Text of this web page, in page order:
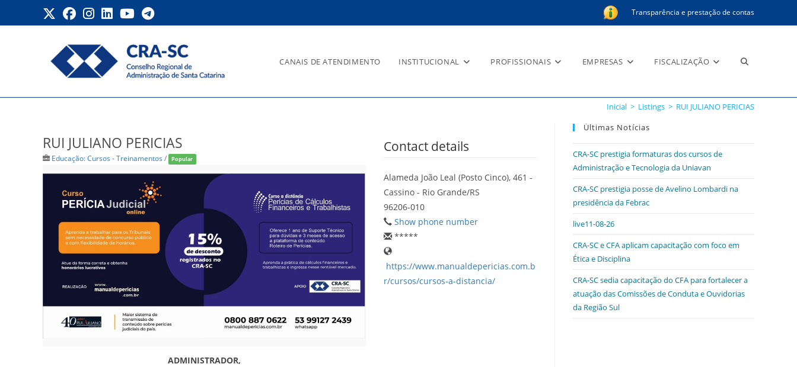
Transparência e prestação de contas
CANAIS DE ATENDIMENTO INSTITUCIONAL PROFISSIONAIS EMPRESAS FISCALIZAÇÃO Alternar
Inicial > Listings > RUI JULIANO PERICIAS
RUI JULIANO PERICIAS
Educação: Cursos - Treinamentos / Popular
ADMINISTRADOR,
Contact details
Alameda João Leal (Posto Cinco), 461 -
Cassino - Rio Grande/RS
96206-010
Show phone number
*****
https://www.manualdepericias.com.b
r/cursos/cursos-a-distancia/
Últimas Notícias
CRA-SC prestigia formaturas dos cursos de
Administração e Tecnologia da Uniavan
CRA-SC prestigia posse de Avelino Lombardi na
presidência da Febrac
live11-08-26
CRA-SC e CFA aplicam capacitação com foco em
Ética e Disciplina
CRA-SC sedia capacitação do CFA para fortalecer a
atuação das Comissões de Conduta e Ouvidorias
da Região Sul